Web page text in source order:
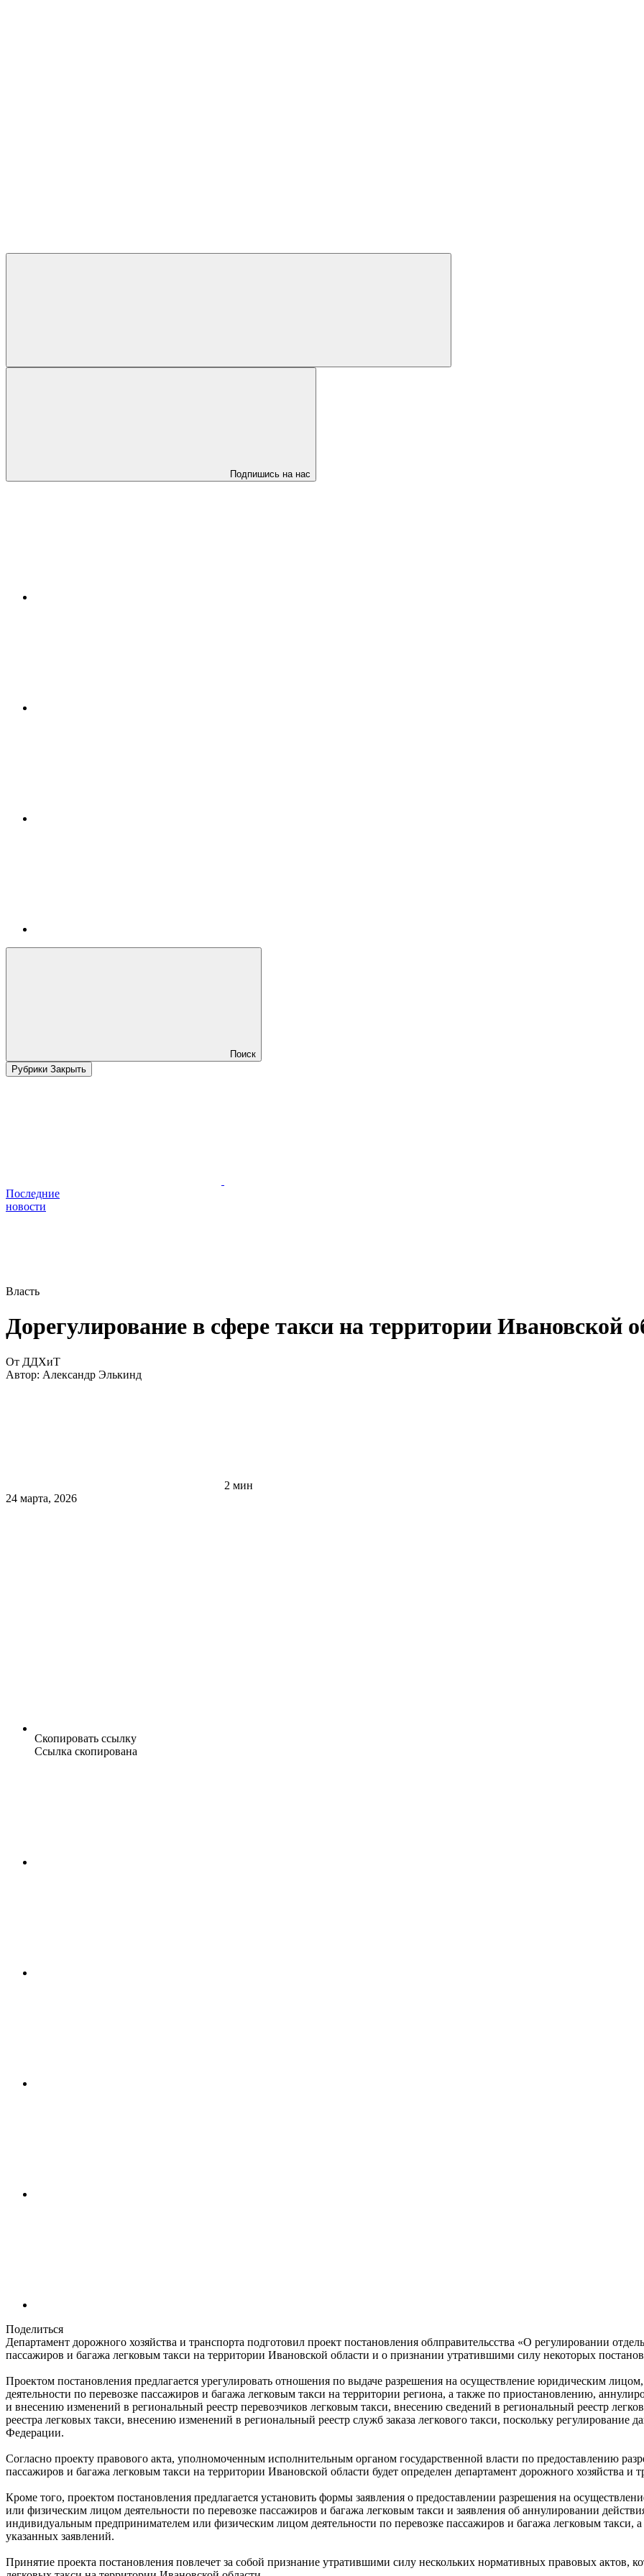
Подпишись на нас
Поиск
Рубрики Закрыть
Последние
новости
Власть
Дорегулирование в сфере такси на территории Ивановской
От ДДХиТ
Автор: Александр Элькинд
2 мин
24 марта, 2026
Скопировать ссылку
Ссылка скопирована
Поделиться
Департамент дорожного хозяйства и транспорта подготовил проект постановления облправительсства «О регулировании
пассажиров и багажа легковым такси на территории Ивановской области и о признании утратившими силу некоторых
Проектом постановления предлагается урегулировать отношения по выдаче разрешения на осуществление юридическим
деятельности по перевозке пассажиров и багажа легковым такси на территории региона, а также по приостановлению,
и внесению изменений в региональный реестр перевозчиков легковым такси, внесению сведений в региональный реестр
реестра легковых такси, внесению изменений в региональный реестр служб заказа легкового такси, поскольку
Федерации.
Согласно проекту правового акта, уполномоченным исполнительным органом государственной власти по предоставлению
пассажиров и багажа легковым такси на территории Ивановской области будет определен департамент дорожного хозяйства и
Кроме того, проектом постановления предлагается установить формы заявления о предоставлении разрешения на
или физическим лицом деятельности по перевозке пассажиров и багажа легковым такси и заявления об аннулировании
индивидуальным предпринимателем или физическим лицом деятельности по перевозке пассажиров и багажа легковым
указанных заявлений.
Принятие проекта постановления повлечет за собой признание утратившими силу нескольких нормативных правовых актов,